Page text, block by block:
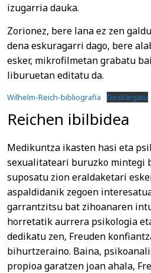
izugarria dauka.
Zorionez, bere lana ez zen
dena eskuragarri dago, bere
esker, mikrofilmetan grabatu
liburuetan editatu da.
Wilhelm-Reich-bibliografia Deskargatu
Reichen ibilbidea
Medikuntza ikasten hasi eta
sexualitateari buruzko mintegi
suposatu zion eraldaketari
aspaldidanik zegoen
garrantzitsu bat zihoanaren
horretatik aurrera psikologia
dedikatu zen, Freuden
bihurtzeraino. Baina,
propioa garatzen joan ahala,